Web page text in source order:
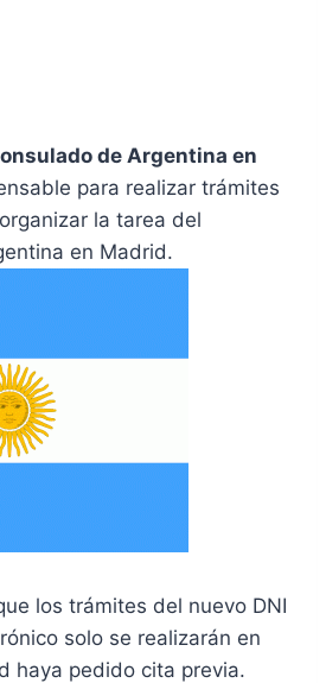
de Argentina en
para realizar trámites
la tarea del
en Madrid.
los trámites del nuevo DNI
solo se realizarán en
haya pedido cita previa.